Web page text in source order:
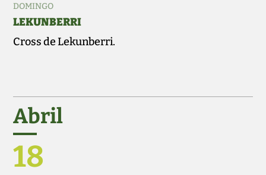
DOMINGO
LEKUNBERRI
Cross de Lekunberri.
Abril
18